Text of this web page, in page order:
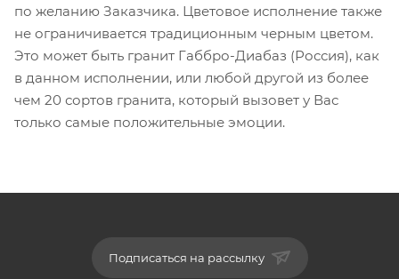
по желанию Заказчика. Цветовое исполнение также
не ограничивается традиционным черным цветом.
Это может быть гранит Габбро-Диабаз (Россия), как
в данном исполнении, или любой другой из более
чем 20 сортов гранита, который вызовет у Вас
только самые положительные эмоции.
Подписаться на рассылку